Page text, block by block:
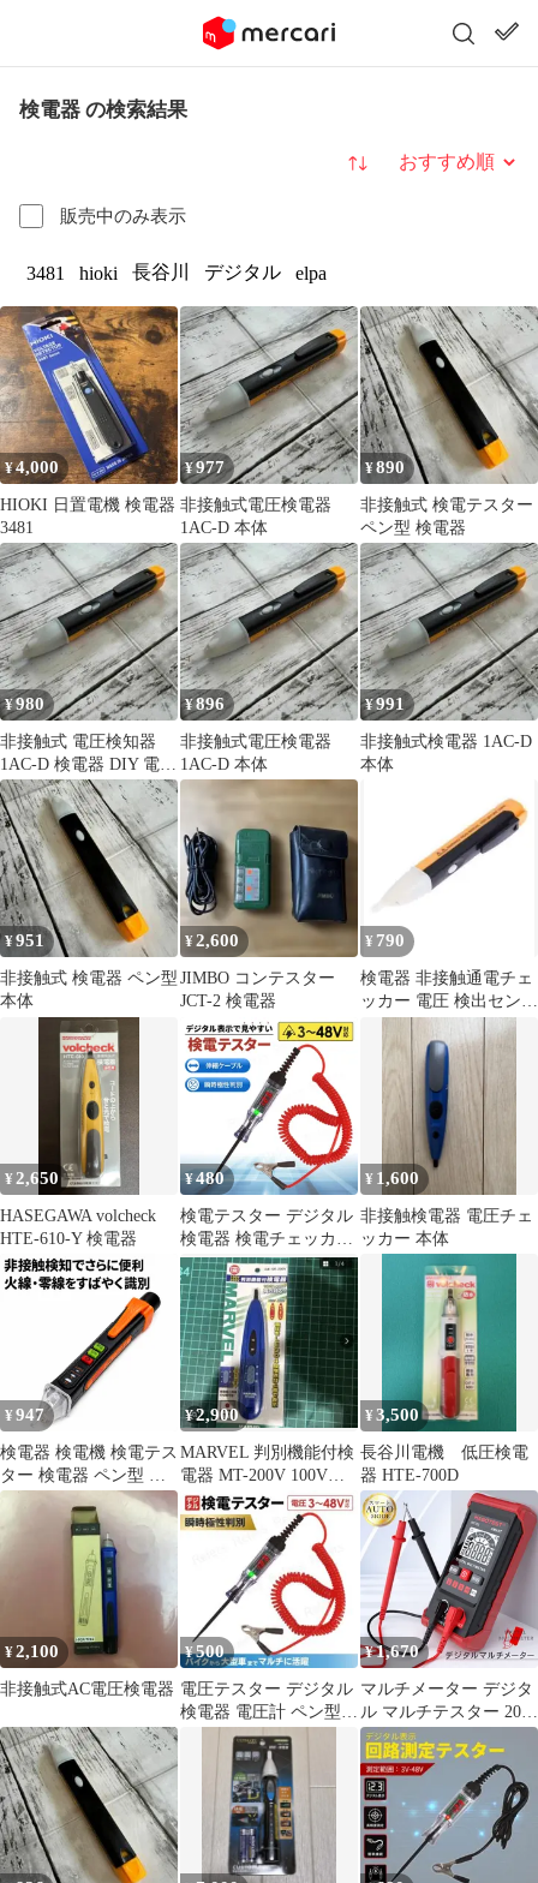
検電器 の検索結果
販売中のみ表示
並び替え
3481 hioki 長谷川 デジタル elpa
¥4,000
HIOKI 日置電機 検電器
3481
¥977
非接触式電圧検電器
1AC-D 本体
¥890
非接触式 検電テスター
ペン型 検電器
¥980
非接触式 電圧検知器
1AC-D 検電器 DIY 電気
工事
¥896
非接触式電圧検電器
1AC-D 本体
¥991
非接触式検電器 1AC-D
本体
¥951
非接触式 検電器 ペン型
本体
¥2,600
JIMBO コンテスター
JCT-2 検電器
¥ 790
検電器 非接触通電チェ
ッカー 電圧 検出センサ
ー テスター ペン
¥ 2,650
HASEGAWA volcheck
HTE-610-Y 検電器
¥480
検電テスター デジタル
検電器 検電チェッカー
電圧計 電圧機 通電確認
ペン型 診断ツール 伸縮
コイル ワニ口クリップ
瞬時極性判別 バイク 自
動車 大型車 3V 48V 赤
黒
¥ 1,600
非接触検電器 電圧チェ
ッカー 本体
¥ 947
検電器 検電機 検電テス
ター 検電器 ペン型 け
んでんテスター 非接触
電圧検出器 感度調節 電
池式 LEDライト搭載 ブ
ザーアラーム 断線検知
¥2,900
MARVEL 判別機能付検
電器 MT-200V 100V
200V 両方対応
¥3,500
長谷川電機 低圧検電
器 HTE-700D
¥2,100
非接触式AC電圧検電器
¥500
電圧テスター デジタル
検電器 電圧計 ペン型
通電 チェッカー 診断ツ
ール 赤
¥1,670
マルチメーター デジタ
ル マルチテスター 2000
カウント 検電器 通電テ
スター セットあります
非接触低電圧テスター
オート機能 抵抗 AC DC
max600V LED ライト機
能